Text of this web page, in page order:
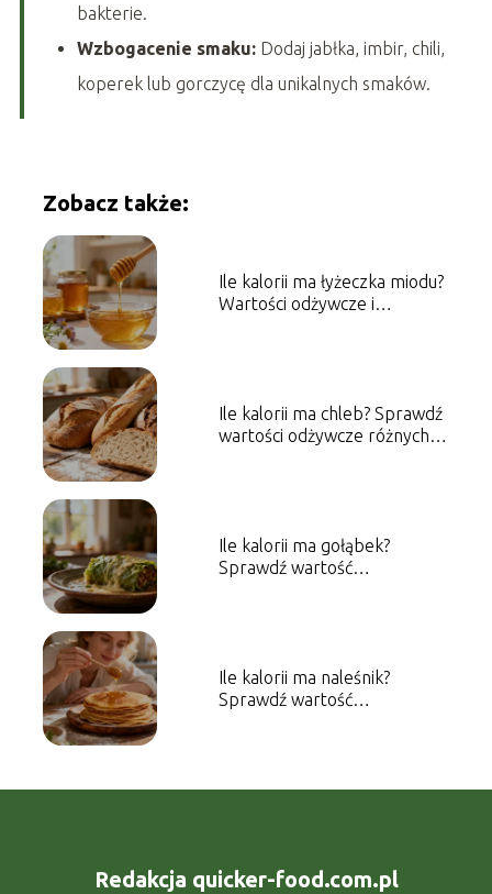
bakterie.
Wzbogacenie smaku:Dodaj jabłka, imbir, chili,
koperek lub gorczycę dla unikalnych smaków.
Zobacz także:
Ile kalorii ma łyżeczka miodu?
Wartości odżywcze i
Ile kalorii ma chleb? Sprawdź
wartości odżywcze różnych
Ile kalorii ma gołąbek?
Sprawdź wartość
Ile kalorii ma naleśnik?
Sprawdź wartość
Redakcja quicker-food.com.pl